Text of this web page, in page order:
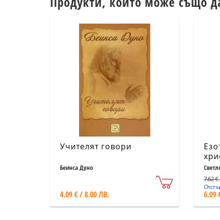
Учителят говори
Беинса Дуно
4.09 € / 8.00 ЛВ.
7.62 €
6.09